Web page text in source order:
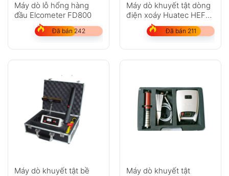
Máy dò lỗ hổng hàng
đầu Elcometer FD800
Đã bán 242
Máy dò khuyết tật dòng
điện xoáy Huatec HEF-
Đã bán 211
Máy dò khuyết tật bề
Máy dò khuyết tật